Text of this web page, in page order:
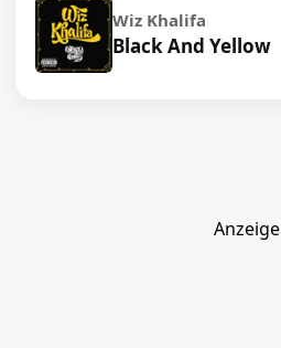
Wiz Khalifa
Black And Yellow
Anzeige